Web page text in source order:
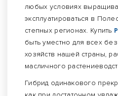
любых условиях
эксплуатироваться в
степных регионах. Купить
быть уместно для всех
хозяйств нашей страны,
масличного
Гибрид одинакового